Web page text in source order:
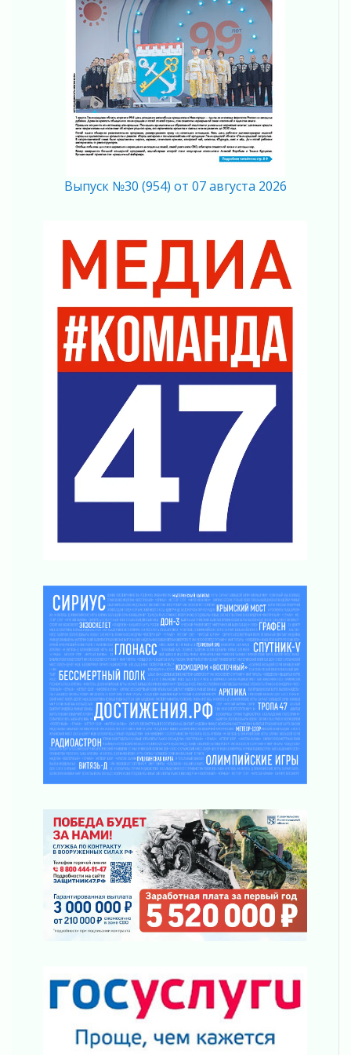
04 августа 2026
Ставка на дисциплину на перекрестках
В Ленобласти растет потребление
мобильного трафика
04 августа 2026
Полумрак бьёт по карману
04 августа 2026
04 августа 2026
Регион готовится к выборам
04 августа 2026
Никакого принуждения, только письменное
согласие
04 августа 2026
Без риска для здоровья и кошелька
04 августа 2026
Важная информация
Что делать со сбережениями
Награды нашли строителей
03 августа 2026
Ленобласть повышает производительность
труда в ЖКХ
Поддержка волонтерских объединений
часа
03 августа 2026
Музеи Ленобласти обновляют пространства
03 августа 2026
Новая площадка: 2027
03 августа 2026
Часть медиков в Ленобласти сможет
рассчитывать на доплату от региона
03 августа 2026
За сутки в Ленинградской области
ликвидировали 10 пожаров
03 августа 2026
Клюква наливается, но в корзинку пока не
просится
03 августа 2026
Строительные компании Ленобласти
подняли зарплаты почти на 40% за год
03 августа 2026
Шесть новых жизней в честь дня рождения
Ленинградской области
03 августа 2026
Ленобласть отмечает День Воздушно-
десантных войск
02 августа 2026
Выпуск №30 (954) от 07 августа 2026